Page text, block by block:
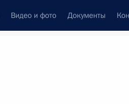
Видео и фото Документы